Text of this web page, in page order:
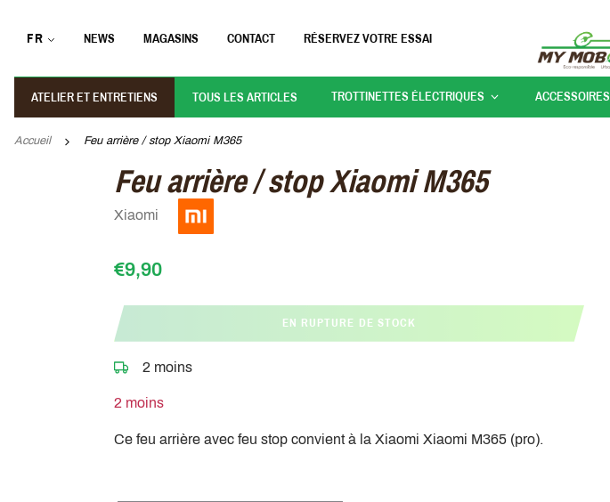
FR NEWS MAGASINS CONTACT RÉSERVEZ VOTRE ESSAI
ATELIER ET ENTRETIENS TOUS LES ARTICLES TROTTINETTES ÉLECTRIQUES ACCESSOIRES
Accueil Feu arrière / stop Xiaomi M365
Feu arrière / stop Xiaomi M365
Xiaomi
€9,90
EN RUPTURE DE STOCK
2 moins
2 moins
Ce feu arrière avec feu stop convient à la Xiaomi Xiaomi M365 (pro).